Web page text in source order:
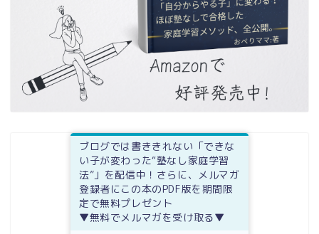
ブログでは書ききれない「できな
い子が変わった“塾なし家庭学習
法”」を配信中！さらに、メルマガ
登録者にこの本のPDF版を期間限
定で無料プレゼント
▼無料でメルマガを受け取る▼